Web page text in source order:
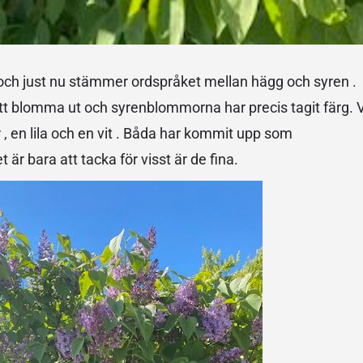
just nu stämmer ordspråket mellan hägg och syren .
blomma ut och syrenblommorna har precis tagit färg.
en lila och en vit . Båda har kommit upp som
är bara att tacka för visst är de fina.